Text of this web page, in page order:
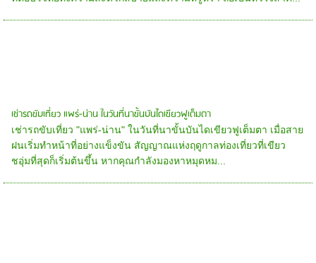
เช่ารถขับเที่ยว แพร่-น่าน ในวันที่นาขั้นบันไดเขียวฟูเต็มตา
เช่ารถขับเที่ยว "แพร่-น่าน" ในวันที่นาขั้นบันไดเขียวฟูเต็มตา เมื่อสาย
ฝนเริ่มทำหน้าที่อย่างแข็งขัน สัญญาณแห่งฤดูกาลท่องเที่ยวที่เขียว
ชอุ่มที่สุดก็เริ่มต้นขึ้น หากคุณกำลังมองหาหมุดหม...